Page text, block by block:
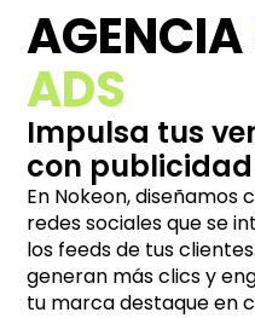
AGENCIA
ADS
Impulsa tus
con publicidad
En Nokeon, diseñamos
redes sociales que se
los feeds de tus
generan más clics y
tu marca destaque en